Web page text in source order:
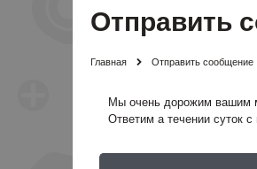
Отправить
Главная Отправить сообщение
Мы очень дорожим вашим
Ответим а течении суток